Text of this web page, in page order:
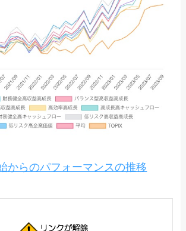
からのパフォーマンスの推移